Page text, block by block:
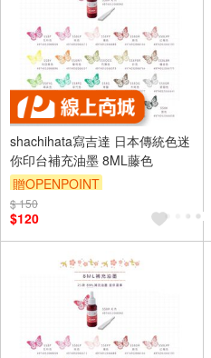
shachihata寫吉達 日本傳統色迷
你印台補充油墨 8ML藤色
贈OPENPOINT
$ 150
$120